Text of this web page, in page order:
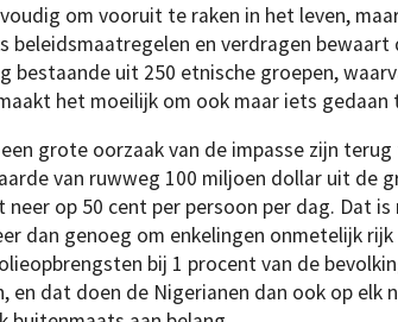
om vooruit te raken in het leven,
beleidsmaatregelen en verdragen
bestaande uit 250 etnische groepen,
het moeilijk om ook maar iets gedaan
grote oorzaak van de impasse zijn
van ruwweg 100 miljoen dollar uit de
op 50 cent per persoon per dag. Dat
dan genoeg om enkelingen onmetelijk
bij 1 procent van de
en dat doen de Nigerianen dan ook op elk